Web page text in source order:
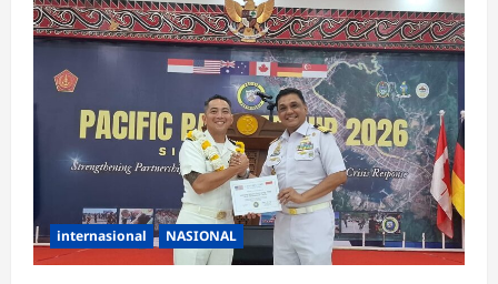
internasional NASIONAL